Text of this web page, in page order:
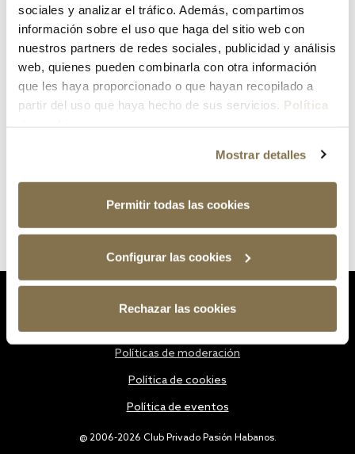
sociales y analizar el tráfico. Además, compartimos
información sobre el uso que haga del sitio web con
nuestros partners de redes sociales, publicidad y análisis
web, quienes pueden combinarla con otra información
que les haya proporcionado o que hayan recopilado a
partir del uso que haya hecho de sus servicios. Política
Mostrar detalles
Permitir todas las cookies
Configurar las cookies
Rechazar las cookies
¿Has olvidado tu contraseña?
@ 2006-2026 Club Privado Pasión Habanos.
Políticas de moderación
Política de cookies
Política de eventos